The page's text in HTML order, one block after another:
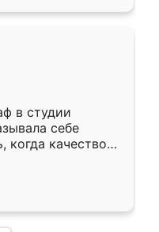
в студии
себе
когда качеством
уже почти